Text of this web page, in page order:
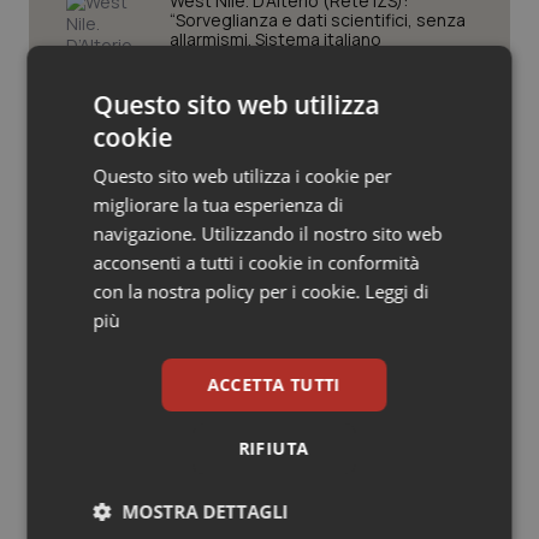
Oncologia & Nutrizione
Psoriasi & pelle
Quotidiano Cardiologia
Quotidiano Chirurgia
Quotidiano Oncologia
Quotidiano Pediatria
Rene & patologie urogenitali
“Sorveglianza e dati scientifici, senza
allarmismi. Sistema italiano
La spesa farmaceutica sale a 39,3
miliardi (+6%). Prosegue il boom dei
farmaci per diabete e obesità e cala
uso antibiotici. Ecco il Rapporto
OsMed 2025
Aifa. Rivisto il Programma attività 2026
dopo le richieste delle Regioni. Dalla
revisione del prontuario alla
governance, ecco le novità
Ultime analisi e review da QS Pro
Questo sito web utilizza
cookie
Questo sito web utilizza i cookie per
migliorare la tua esperienza di
navigazione. Utilizzando il nostro sito web
acconsenti a tutti i cookie in conformità
con la nostra policy per i cookie. Leggi di
più
ACCETTA TUTTI
RIFIUTA
MOSTRA DETTAGLI